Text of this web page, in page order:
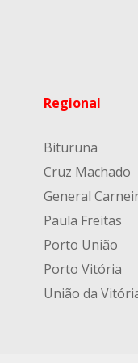
Regional
Bituruna
Cruz Machado
General
Paula Freitas
Porto União
Porto Vitória
União da